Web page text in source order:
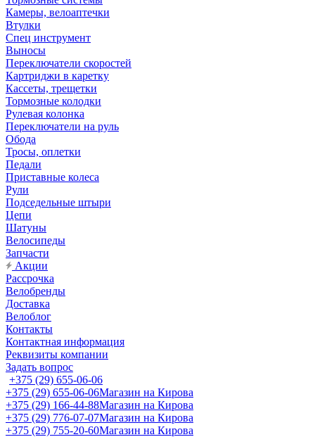
Камеры, велоаптечки
Втулки
Спец инструмент
Выносы
Переключатели скоростей
Картриджи в каретку
Кассеты, трещетки
Тормозные колодки
Рулевая колонка
Переключатели на руль
Обода
Тросы, оплетки
Педали
Приставные колеса
Рули
Подседельные штыри
Цепи
Шатуны
Велосипеды
Запчасти
Акции
Рассрочка
Велобренды
Доставка
Велоблог
Контакты
Контактная информация
Реквизиты компании
Задать вопрос
+375 (29) 655-06-06
+375 (29) 655-06-06Магазин на Кирова
+375 (29) 166-44-88Магазин на Кирова
+375 (29) 776-07-07Магазин на Кирова
+375 (29) 755-20-60Магазин на Кирова